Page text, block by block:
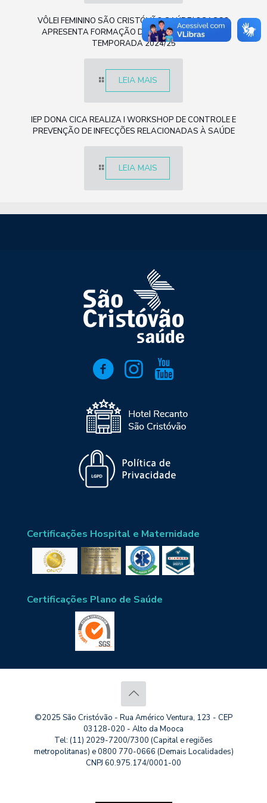
VÔLEI FEMININO SÃO CRISTÓVÃO SAÚDE/ OSASCO
APRESENTA FORMAÇÃO DO NOVO TIME PARA A
TEMPORADA 2024/25
LEIA MAIS
IEP DONA CICA REALIZA I WORKSHOP DE CONTROLE E
PREVENÇÃO DE INFECÇÕES RELACIONADAS À SAÚDE
LEIA MAIS
Certificações Hospital e Maternidade
Certificações Plano de Saúde
©2025 São Cristóvão - Rua Américo Ventura, 123 - CEP
03128-020 - Alto da Mooca
Tel: (11) 2029-7200/7300 (Capital e regiões
metropolitanas) e 0800 770-0666 (Demais Localidades)
CNPJ 60.975.174/0001-00